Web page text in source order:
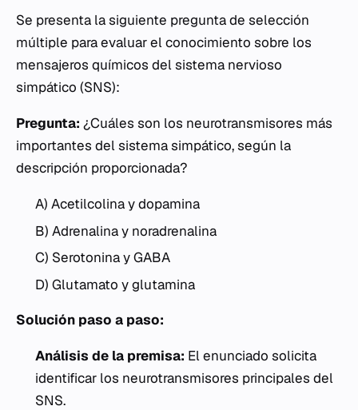
Se presenta la siguiente pregunta de selección
múltiple para evaluar el conocimiento sobre los
mensajeros químicos del sistema nervioso
simpático (SNS):
Pregunta: ¿Cuáles son los neurotransmisores más
importantes del sistema simpático, según la
descripción proporcionada?
A) Acetilcolina y dopamina
B) Adrenalina y noradrenalina
C) Serotonina y GABA
D) Glutamato y glutamina
Solución paso a paso:
Análisis de la premisa: El enunciado solicita
identificar los neurotransmisores principales del
SNS.